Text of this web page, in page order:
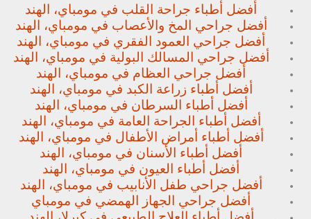
أفضل أطباء جراحة القلب في مومباي، الهند
أفضل جراحي المخ والأعصاب في مومباي، الهند
أفضل جراحي العمود الفقري في مومباي، الهند
أفضل جراحي المسالك البولية في مومباي، الهند
أفضل جراحي العظام في مومباي، الهند
أفضل أطباء زراعة الكبد في مومباي، الهند
أفضل أطباء السرطان في مومباي، الهند
أفضل أطباء الجراحة العامة في مومباي، الهند
أفضل أطباء أمراض الأطفال في مومباي، الهند
أفضل أطباء الأسنان في مومباي، الهند
أفضل أطباء العيون في مومباي، الهند
أفضل جراحي طفل الأنابيب في مومباي، الهند
أفضل جراحي الجهاز الهمضي في مومباي